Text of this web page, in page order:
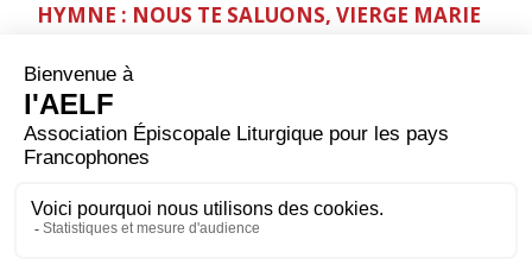
HYMNE : NOUS TE SALUONS, VIERGE MARIE
servante du Seigneur.
Ta foi nous a donné
l'Enfant de la promesse,
la source de la vie.
Ève nouvelle,
Jésus Christ, notre frère,